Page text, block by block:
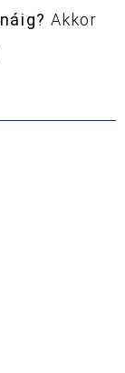
Akkor